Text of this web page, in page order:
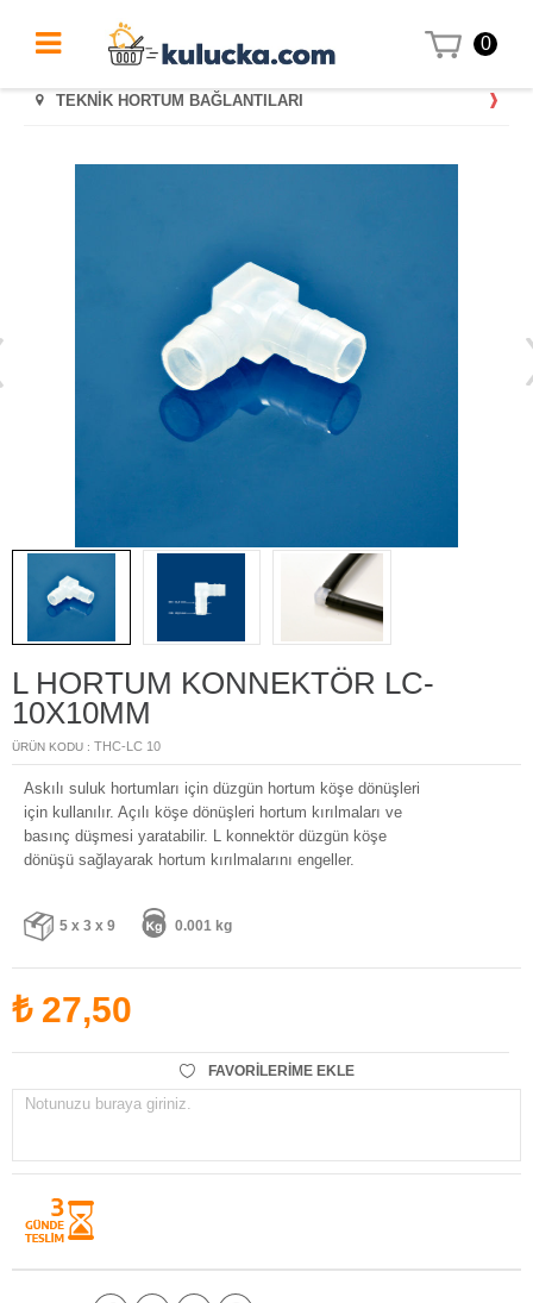
0
TEKNİK HORTUM BAĞLANTILARI
L HORTUM KONNEKTÖR LC-
10X10MM
ÜRÜN KODU : THC-LC 10
Askılı suluk hortumları için düzgün hortum köşe dönüşleri
için kullanılır. Açılı köşe dönüşleri hortum kırılmaları ve
basınç düşmesi yaratabilir. L konnektör düzgün köşe
dönüşü sağlayarak hortum kırılmalarını engeller.
5 x 3 x 9 0.001 kg
₺ 27,50
FAVORILERIME EKLE
Notunuzu buraya giriniz.